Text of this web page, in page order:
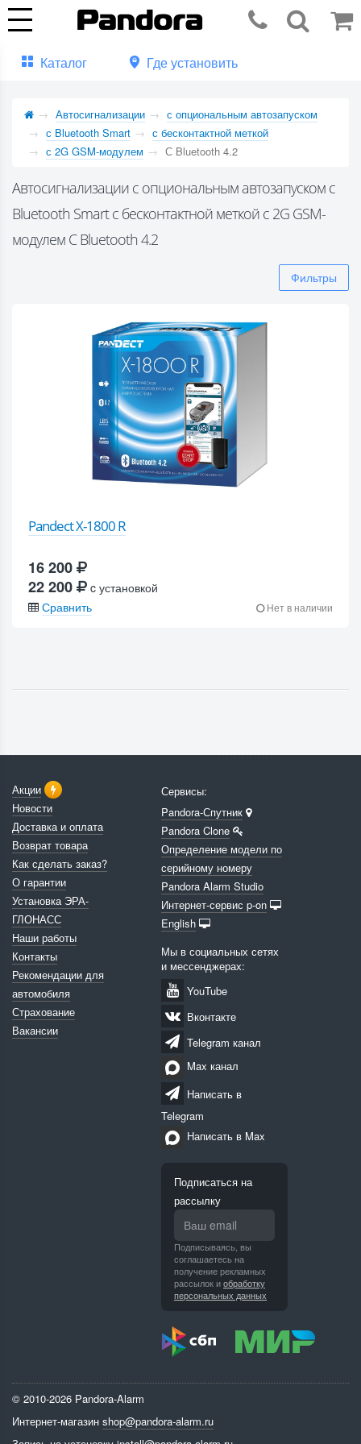
Каталог Где установить
Автосигнализации
с опциональным автозапуском
с Bluetooth Smart
с бесконтактной меткой
с 2G GSM-модулем
С Bluetooth 4.2
Автосигнализации с опциональным автозапуском с
Bluetooth Smart с бесконтактной меткой с 2G GSM-
модулем С Bluetooth 4.2
Фильтры
Pandect X-1800 R
16 200
22 200
c установкой
Сравнить
Нет в наличии
Акции
Новости
Доставка и оплата
Возврат товара
Как сделать заказ?
О гарантии
Установка ЭРА-
ГЛОНАСС
Наши работы
Контакты
Рекомендации для
автомобиля
Страхование
Вакансии
Сервисы:
Pandora-Спутник
Pandora Clone
Определение модели по
серийному номеру
Pandora Alarm Studio
Интернет-сервис p-on
English
Мы в социальных сетях
и мессенджерах:
YouTube
Вконтакте
Telegram канал
Max канал
Написать в
Telegram
Написать в Max
Подписаться на
рассылку
Подписываясь, вы
соглашаетесь на
получение рекламных
рассылок иобработку
персональных данных
© 2010-2026 Pandora-Alarm
Интернет-магазин shop@pandora-alarm.ru